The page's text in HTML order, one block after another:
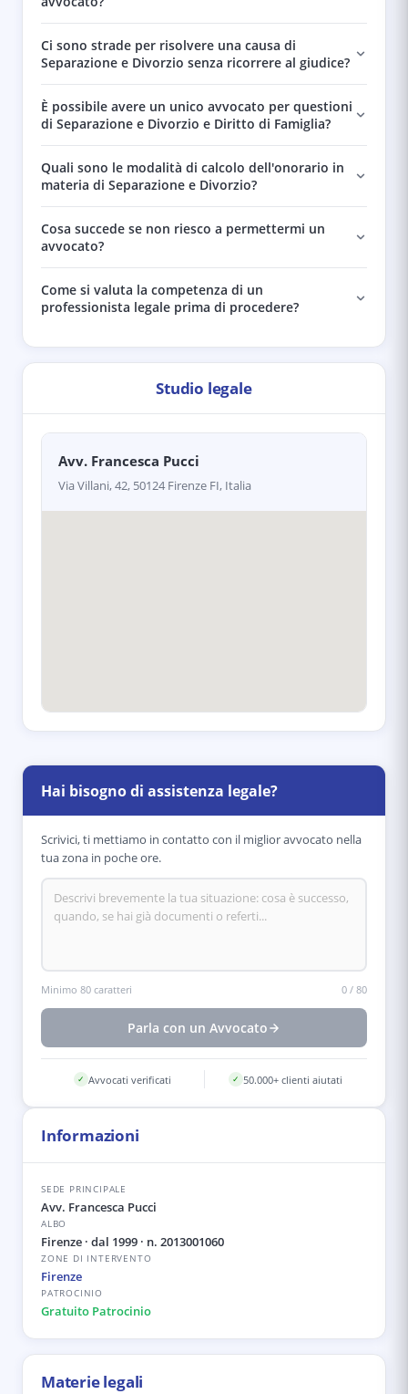
Ci sono strade per risolvere una causa di
Separazione e Divorzio senza ricorrere al giudice?
È possibile avere un unico avvocato per questioni
di Separazione e Divorzio e Diritto di Famiglia?
Quali sono le modalità di calcolo dell'onorario in
materia di Separazione e Divorzio?
Cosa succede se non riesco a permettermi un
avvocato?
Come si valuta la competenza di un
professionista legale prima di procedere?
Studio legale
Avv. Francesca Pucci
Via Villani, 42, 50124 Firenze FI, Italia
Hai bisogno di assistenza legale?
Scrivici, ti mettiamo in contatto con il miglior avvocato nella
tua zona in poche ore.
Minimo 80 caratteri 0 / 80
Parla con un Avvocato
✓ Avvocati verificati ✓ 50.000+ clienti aiutati
Informazioni
SEDE PRINCIPALE
Avv. Francesca Pucci
ALBO
Firenze · dal 1999 · n. 2013001060
ZONE DI INTERVENTO
Firenze
PATROCINIO
Gratuito Patrocinio
Materie legali